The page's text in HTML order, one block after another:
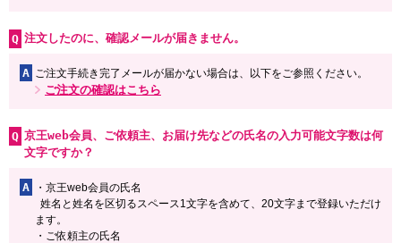
注文したのに、確認メールが届きません。
A ご注文手続き完了メールが届かない場合は、以下をご参照ください。
ご注文の確認はこちら
京王web会員、ご依頼主、お届け先などの氏名の入力可能文字数は何
文字ですか？
A
・京王web会員の氏名
姓名と姓名を区切るスペース1文字を含めて、20文字まで登録いただけ
ます。
・ご依頼主の氏名